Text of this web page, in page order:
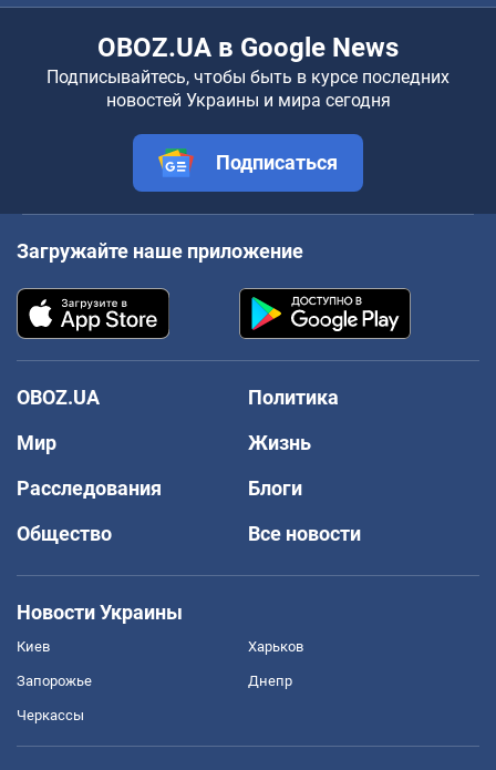
OBOZ.UA в Google News
Подписывайтесь, чтобы быть в курсе последних
новостей Украины и мира сегодня
Подписаться
Загружайте наше приложение
OBOZ.UA
Политика
Мир
Жизнь
Расследования
Блоги
Общество
Все новости
Новости Украины
Киев Харьков
Запорожье Днепр
Черкассы